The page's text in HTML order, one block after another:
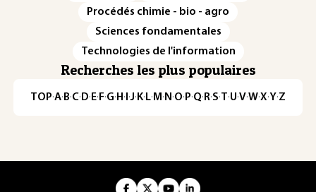
Procédés chimie - bio - agro
Sciences fondamentales
Technologies de l'information
Recherches les plus populaires
TOP·A·B·C·D·E·F·G·H·I·J·K·L·M·N·O·P·Q·R·S·T·U·V·W·X·Y·Z